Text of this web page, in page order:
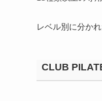
レベル別に分か
CLUB